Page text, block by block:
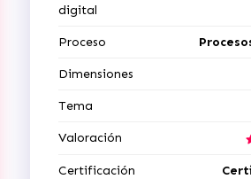
digital
Proceso
Dimensiones
Tema
Valoración
Certificación